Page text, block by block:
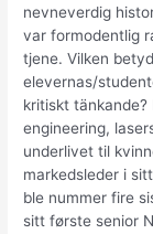
nevneverdig
var formodentlig
tjene. Vilken
elevernas/
kritiskt
engineering,
underlivet til
markedsleder i
ble nummer fire
sitt første senior